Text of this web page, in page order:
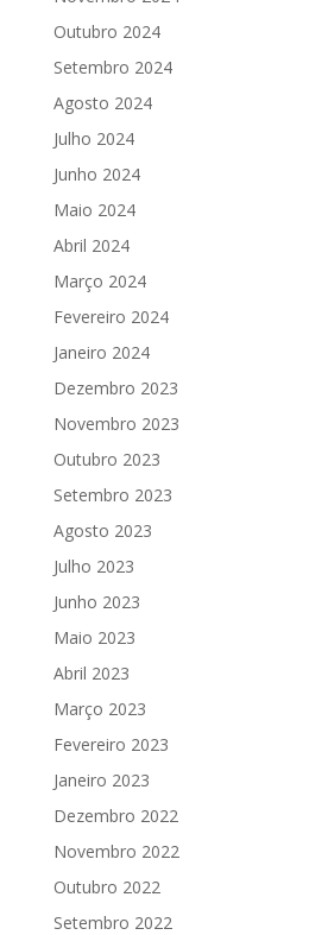
Outubro 2024
Setembro 2024
Agosto 2024
Julho 2024
Junho 2024
Maio 2024
Abril 2024
Março 2024
Fevereiro 2024
Janeiro 2024
Dezembro 2023
Novembro 2023
Outubro 2023
Setembro 2023
Agosto 2023
Julho 2023
Junho 2023
Maio 2023
Abril 2023
Março 2023
Fevereiro 2023
Janeiro 2023
Dezembro 2022
Novembro 2022
Outubro 2022
Setembro 2022